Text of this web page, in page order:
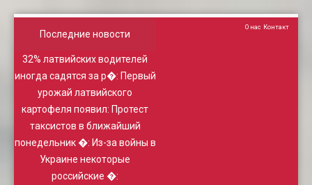
Последние новости
32% латвийских водителей
иногда садятся за р�: Первый
урожай латвийского
картофеля появил: Протест
таксистов в ближайший
понедельник �: Из-за войны в
Украине некоторые
российские �:
О нас Контакт